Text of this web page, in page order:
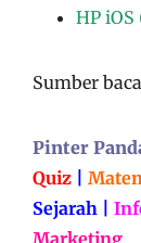
HP iOS
Sumber
Pinter
Quiz
Sejarah